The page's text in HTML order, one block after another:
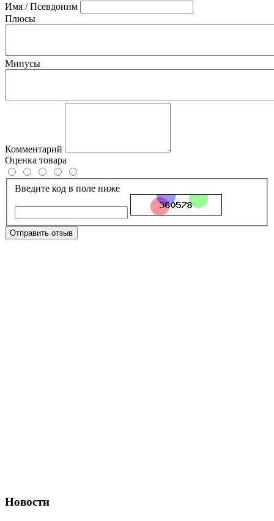
Имя / Псевдоним
Плюсы
Минусы
Комментарий
Оценка товара
Введите код в поле ниже
Отправить отзыв
Новости